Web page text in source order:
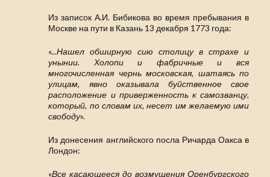
Из записок А.И. Бибикова во время пребывания в
Москве на пути в Казань 13 декабря 1773 года:
«...Нашел обширную сию столицу в страхе и
унынии. Холопи и фабричные и вся
многочисленная чернь московская, шатаясь по
улицам, явно оказывала буйственное свое
расположение и приверженность к самозванцу,
который, по словам их, несет им желаемую ими
свободу».
Из донесения английского посла Ричарда Оакса в
Лондон:
«Все касающееся до возмущения Оренбургского